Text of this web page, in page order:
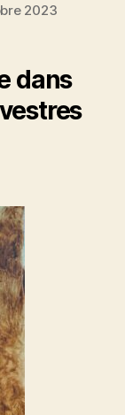
2023
dans